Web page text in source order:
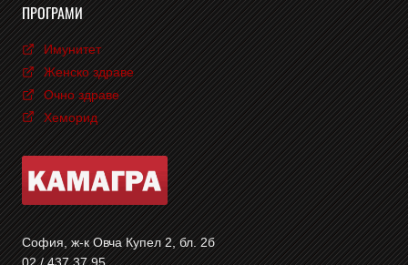
ПРОГРАМИ
Имунитет
Женско здраве
Очно здраве
Хеморид
София, ж-к Овча Купел 2, бл. 2б